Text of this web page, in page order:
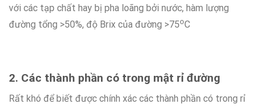
với các tạp chất hay bị pha loãng bởi nước, hàm lượng
đường tổng >50%, độ Brix của đường >75oC
2. Các thành phần có trong mật rỉ đường
Rất khó để biết được chính xác các thành phần có trong rỉ